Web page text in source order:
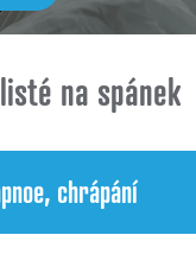
na spánek
chrápání